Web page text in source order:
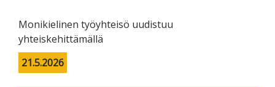
Monikielinen työyhteisö uudistuu
yhteiskehittämällä
21.5.2026